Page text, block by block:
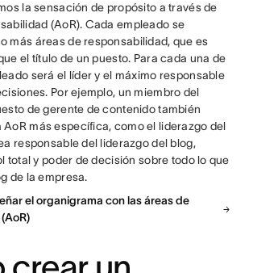
la sensación de propósito a través de
(AoR). Cada empleado se
más áreas de responsabilidad, que es
el título de un puesto. Para cada una de
será el líder y el máximo responsable
Por ejemplo, un miembro del
de gerente de contenido también
AoR más específica, como el liderazgo del
responsable del liderazgo del blog,
total y poder de decisión sobre todo lo que
de la empresa.
el organigrama con las áreas de